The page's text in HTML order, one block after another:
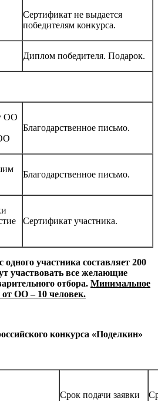
Сертификат не выдается
победителям конкурса.
Диплом победителя. Подарок.
ОО
Благодарственное письмо.
Благодарственное письмо.
Сертификат участника.
участника составляет 200
участвовать все желающие
отбора. Минимальное
от ОО – 10 человек.
конкурса «Поделкин»
Срок подачи заявки